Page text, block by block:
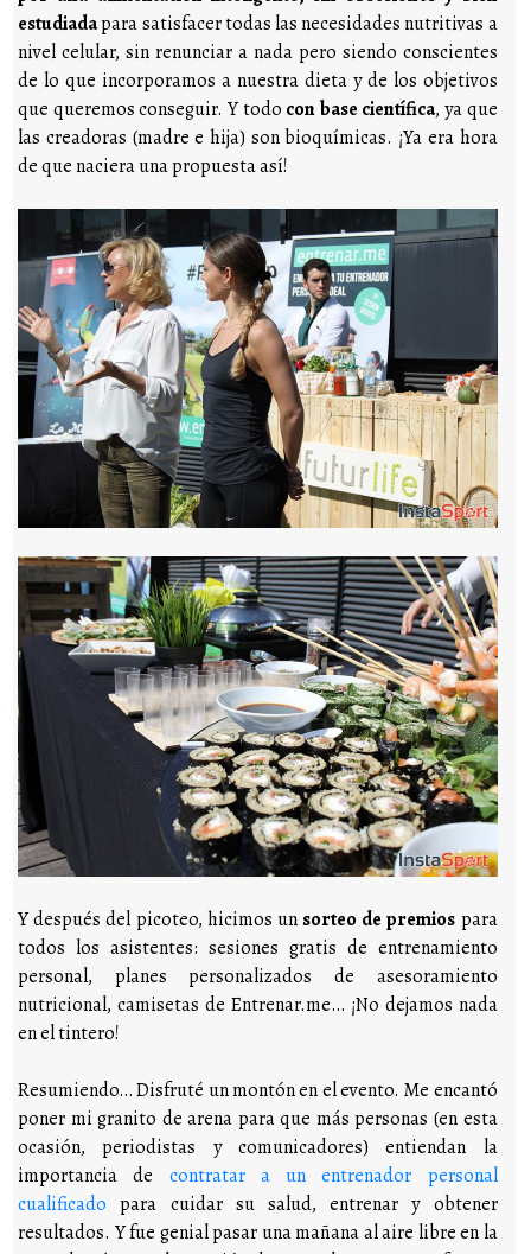
estudiadapara satisfacer todas las necesidades nutritivas a
nivel celular, sin renunciar a nada pero siendo conscientes
de lo que incorporamos a nuestra dieta y de los objetivos
que queremos conseguir. Y todo con base científica, ya que
las creadoras (madre e hija) son bioquímicas. ¡Ya era hora
de que naciera una propuesta así!
Y después del picoteo, hicimos un sorteo de premios para
todos los asistentes: sesiones gratis de entrenamiento
personal, planes personalizados de asesoramiento
nutricional, camisetas de Entrenar.me… ¡No dejamos nada
en el tintero!
Resumiendo… Disfruté un montón en el evento. Me encantó
poner mi granito de arena para que más personas (en esta
ocasión, periodistas y comunicadores) entiendan la
importancia de contratar a un entrenador personal
cualificado para cuidar su salud, entrenar y obtener
resultados. Y fue genial pasar una mañana al aire libre en la